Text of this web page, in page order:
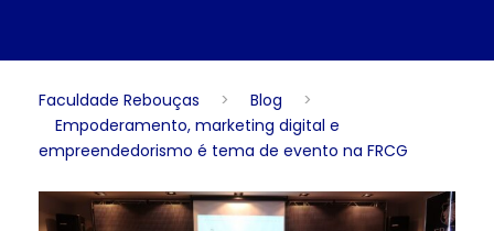
Faculdade Rebouças > Blog
>
Empoderamento, marketing digital e
empreendedorismo é tema de evento na FRCG